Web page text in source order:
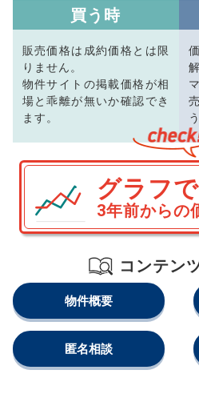
買う時
販売価格は成約価格とは限
りません。
物件サイトの掲載価格が相
場と乖離が無いか確認でき
ます。
グラフで
3年前からの
コンテン
物件概要
匿名相談